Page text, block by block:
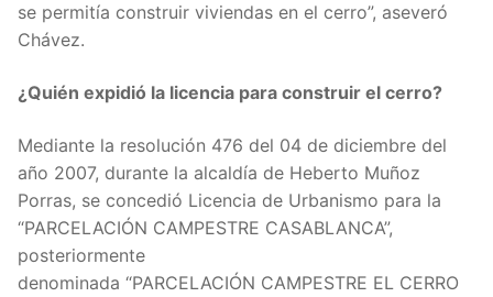
se permitía construir viviendas en el cerro”, aseveró
Chávez.
¿Quién expidió la licencia para construir el cerro?
Mediante la resolución 476 del 04 de diciembre del
año 2007, durante la alcaldía de Heberto Muñoz
Porras, se concedió Licencia de Urbanismo para la
“PARCELACIÓN CAMPESTRE CASABLANCA”,
posteriormente
denominada “PARCELACIÓN CAMPESTRE EL CERRO